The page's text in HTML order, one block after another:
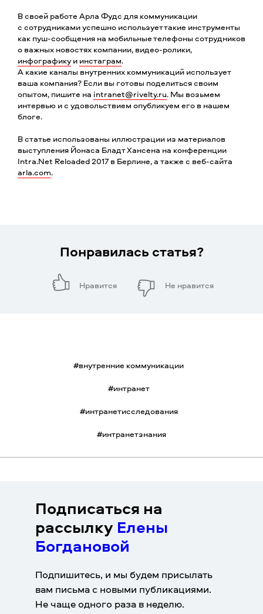
В своей работе Арла Фудс для коммуникации
с сотрудниками успешно использует такие инструменты
как пуш-сообщения на мобильные телефоны сотрудников
о важных новостях компании, видео-ролики,
инфографикуи инстаграм.
А какие каналы внутренних коммуникаций использует
ваша компания? Если вы готовы поделиться своим
опытом, пишите на intranet@rivelty.ru. Мы возьмем
интервью и с удовольствием опубликуем его в нашем
блоге.
В статье использованы иллюстрации из материалов
выступления Йонаса Бладт Хансена на конференции
Intra.Net Reloaded 2017 в Берлине, а также с веб-сайта
arla.com.
Понравилась статья?
Нравится Не нравится
#внутренние коммуникации
#интранет
#интранетисследования
#интранетзнания
Подписаться на
рассылку Елены
Богдановой
Подпишитесь, и мы будем присылать
вам письма с новыми публикациями.
Не чаще одного раза в неделю.